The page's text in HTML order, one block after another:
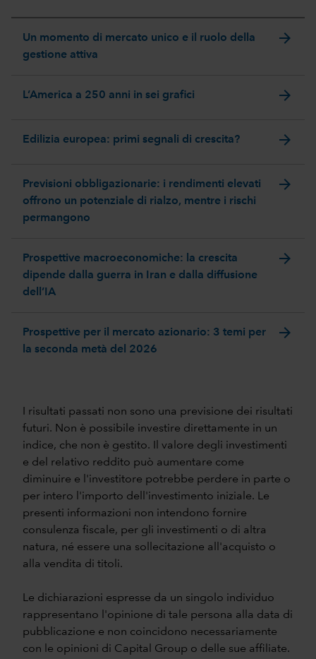
Un momento di mercato unico e il ruolo della
gestione attiva
arrow_forward
L’America a 250 anni in sei grafici arrow_forward
Edilizia europea: primi segnali di crescita? arrow_forward
Previsioni obbligazionarie: i rendimenti elevati
offrono un potenziale di rialzo, mentre i rischi
permangono
arrow_forward
Prospettive macroeconomiche: la crescita
dipende dalla guerra in Iran e dalla diffusione
dell’IA
arrow_forward
Prospettive per il mercato azionario: 3 temi per
la seconda metà del 2026
arrow_forward
I risultati passati non sono una previsione dei risultati
futuri. Non è possibile investire direttamente in un
indice, che non è gestito. Il valore degli investimenti
e del relativo reddito può aumentare come
diminuire e l'investitore potrebbe perdere in parte o
per intero l'importo dell'investimento iniziale. Le
presenti informazioni non intendono fornire
consulenza fiscale, per gli investimenti o di altra
natura, né essere una sollecitazione all'acquisto o
alla vendita di titoli.
Le dichiarazioni espresse da un singolo individuo
rappresentano l'opinione di tale persona alla data di
pubblicazione e non coincidono necessariamente
con le opinioni di Capital Group o delle sue affiliate.